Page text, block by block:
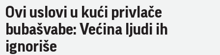
Ovi uslovi u kući privlače
bubašvabe: Većina ljudi ih
ignoriše